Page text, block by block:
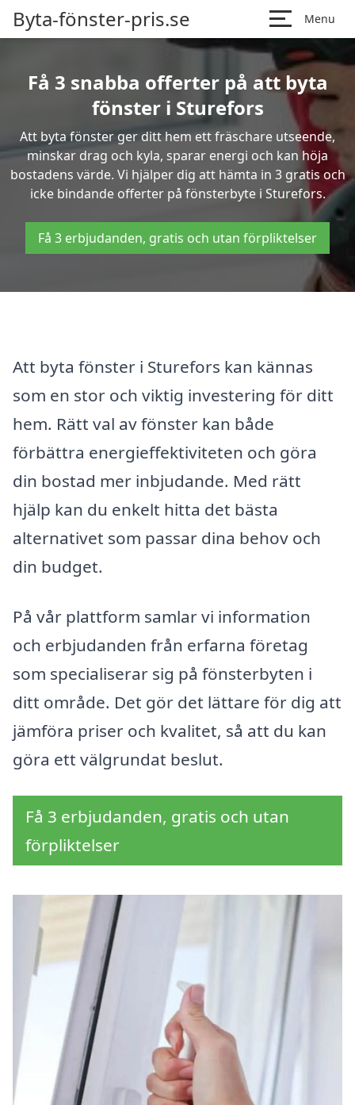
Byta-fönster-pris.se Menu
Få 3 snabba offerter på att byta
fönster i Sturefors
Att byta fönster ger ditt hem ett fräschare utseende,
minskar drag och kyla, sparar energi och kan höja
bostadens värde. Vi hjälper dig att hämta in 3 gratis och
icke bindande offerter på fönsterbyte i Sturefors.
Få 3 erbjudanden, gratis och utan förpliktelser
Att byta fönster i Sturefors kan kännas
som en stor och viktig investering för ditt
hem. Rätt val av fönster kan både
förbättra energieffektiviteten och göra
din bostad mer inbjudande. Med rätt
hjälp kan du enkelt hitta det bästa
alternativet som passar dina behov och
din budget.
På vår plattform samlar vi information
och erbjudanden från erfarna företag
som specialiserar sig på fönsterbyten i
ditt område. Det gör det lättare för dig att
jämföra priser och kvalitet, så att du kan
göra ett välgrundat beslut.
Få 3 erbjudanden, gratis och utan
förpliktelser